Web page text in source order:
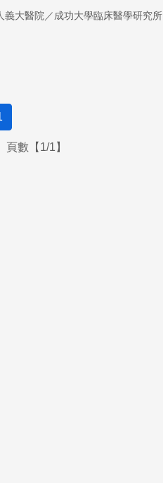
義大醫院／成功大學臨床醫學研究所
數【1/1】